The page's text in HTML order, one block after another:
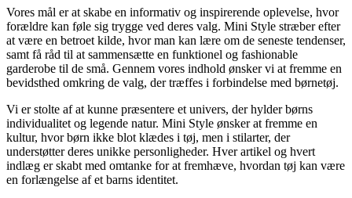
Vores mål er at skabe en informativ og inspirerende oplevelse, hvor
forældre kan føle sig trygge ved deres valg. Mini Style stræber efter
at være en betroet kilde, hvor man kan lære om de seneste tendenser,
samt få råd til at sammensætte en funktionel og fashionable
garderobe til de små. Gennem vores indhold ønsker vi at fremme en
bevidsthed omkring de valg, der træffes i forbindelse med børnetøj.
Vi er stolte af at kunne præsentere et univers, der hylder børns
individualitet og legende natur. Mini Style ønsker at fremme en
kultur, hvor børn ikke blot klædes i tøj, men i stilarter, der
understøtter deres unikke personligheder. Hver artikel og hvert
indlæg er skabt med omtanke for at fremhæve, hvordan tøj kan være
en forlængelse af et barns identitet.